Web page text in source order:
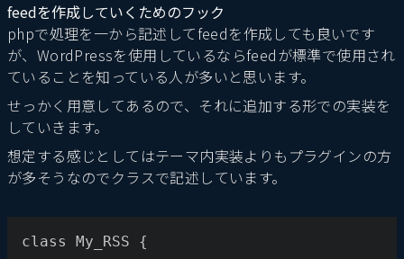
feedを作成していくためのフック
phpで処理を一から記述してfeedを作成しても良いです
が、WordPressを使用しているならfeedが標準で使用され
ていることを知っている人が多いと思います。
せっかく用意してあるので、それに追加する形での実装を
していきます。
想定する感じとしてはテーマ内実装よりもプラグインの方
が多そうなのでクラスで記述しています。
class My_RSS {